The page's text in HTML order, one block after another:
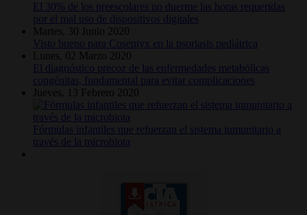
El 30% de los preescolares no duerme las horas requeridas
por el mal uso de dispositivos digitales
Martes, 30 Junio 2020
Visto bueno para Cosentyx en la psoriasis pediátrica
Lunes, 02 Marzo 2020
El diagnóstico precoz de las enfermedades metabólicas
congénitas, fundamental para evitar complicaciones
Jueves, 13 Febrero 2020
Fórmulas infantiles que refuerzan el sistema inmunitario a
través de la microbiota